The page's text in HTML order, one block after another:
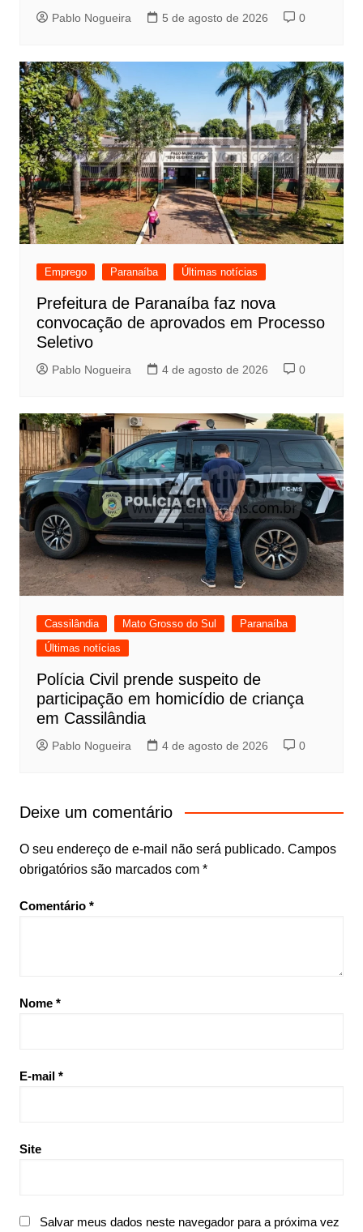
Pablo Nogueira 5 de agosto de 2026 0
Emprego Paranaíba Últimas notícias
Prefeitura de Paranaíba faz nova
convocação de aprovados em Processo
Seletivo
Pablo Nogueira 4 de agosto de 2026 0
Cassilândia Mato Grosso do Sul
Paranaíba
Últimas notícias
Polícia Civil prende suspeito de
participação em homicídio de criança
em Cassilândia
Pablo Nogueira 4 de agosto de 2026 0
Deixe um comentário
O seu endereço de e-mail não será publicado. Campos
obrigatórios são marcados com *
Comentário *
Nome *
E-mail *
Site
Salvar meus dados neste navegador para a próxima vez